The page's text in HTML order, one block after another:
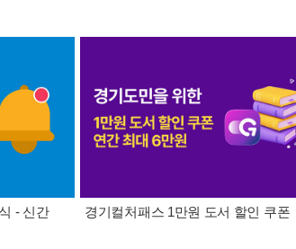
- 신간
경기컬처패스 1만원 도서 할인 쿠폰